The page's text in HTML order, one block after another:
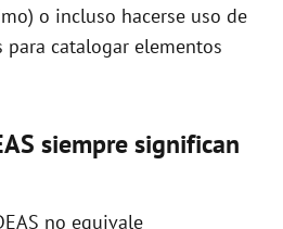
o
o incluso hacerse uso de
catalogar elementos
siempre significan
no equivale